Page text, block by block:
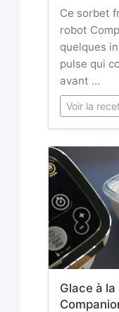
Ce sorbet
robot
quelques
pulse qui
avant …
Voir la
Glace à